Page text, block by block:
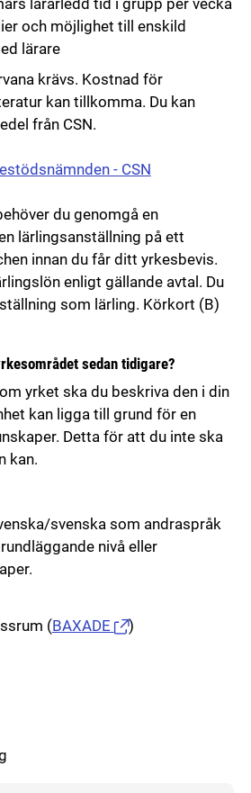
lärarledd tid i grupp per vecka
och möjlighet till enskild
lärare
krävs. Kostnad för
kan tillkomma. Du kan
från CSN.
- CSN
du genomgå en
lärlingsanställning på ett
innan du får ditt yrkesbevis.
enligt gällande avtal. Du
som lärling. Körkort (B)
sedan tidigare?
yrket ska du beskriva den i din
kan ligga till grund för en
Detta för att du inte ska
kan.
svenska som andraspråk
nivå eller
(BAXADE )